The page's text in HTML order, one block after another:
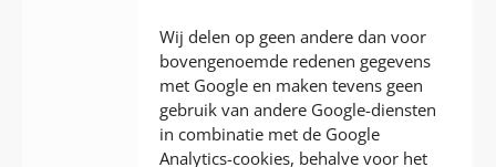
Wij delen op geen andere dan voor
bovengenoemde redenen gegevens
met Google en maken tevens geen
gebruik van andere Google-diensten
in combinatie met de Google
Analytics-cookies, behalve voor het